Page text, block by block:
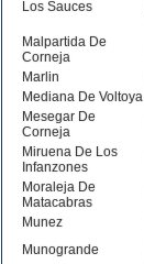
Los Sauces
Malpartida De
Corneja
Marlin
Mediana De Voltoya
Mesegar De
Corneja
Miruena De Los
Infanzones
Moraleja De
Matacabras
Munez
Munogrande